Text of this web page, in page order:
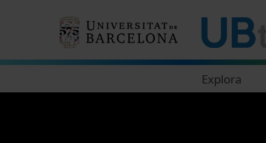
Explora